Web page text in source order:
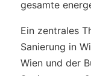
gesamte
Ein zentrales
Sanierung in
Wien und der